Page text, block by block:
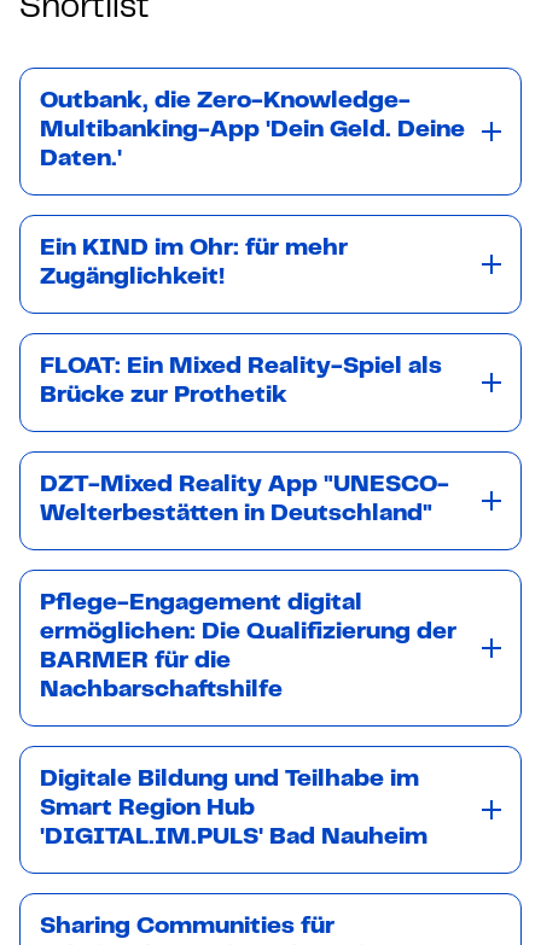
Shortlist
Outbank, die Zero-Knowledge-
Multibanking-App 'Dein Geld. Deine
Daten.'
Ein KIND im Ohr: für mehr
Zugänglichkeit!
FLOAT: Ein Mixed Reality-Spiel als
Brücke zur Prothetik
DZT-Mixed Reality App "UNESCO-
Welterbestätten in Deutschland"
Pflege-Engagement digital
ermöglichen: Die Qualifizierung der
BARMER für die
Nachbarschaftshilfe
Digitale Bildung und Teilhabe im
Smart Region Hub
'DIGITAL.IM.PULS' Bad Nauheim
Sharing Communities für